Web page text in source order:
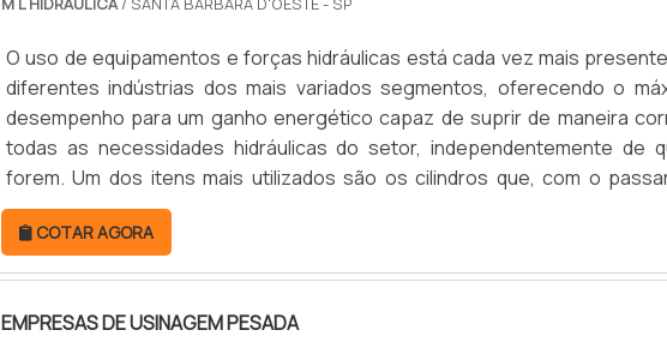
uma referência no segmento industrial. .
de produzir dobras, cortes geométricos e estruturas em 3D. Além
possível confeccionar as peças em diversos materiais, podendo ser
pesados.Após isso, o projeto criado é transformado em valores
que permitem que a máquina CNC seja capaz de ler e fazer uso
informações dispostas. Posteriormente, será possível confeccionar as
conforme as necessidades estabelecidas previamente, com maior
sem imperfeições. Na lista abaixo mais benefícios que o uso do serviço
usinagem de torno cnc oferece: Produção de peças idênticas ou
à tecnologia CNC.ONDE ENCONTRAR A MELHOR OPÇÃO EM USINAGEM
O uso de equipamentos e forças hidráulicas está cada vez mais
diferentes indústrias dos mais variados segmentos, oferecendo o
desempenho para um ganho energético capaz de suprir de maneira
todas as necessidades hidráulicas do setor, independentemente de
forem. Um dos itens mais utilizados são os cilindros que, com o
tempo, podem mostrar uma eficiência inadequada, deixando a desejar em
desempenho, o que torna necessário o serviço de reforma de cilind.
COTAR AGORA
EMPRESAS DE USINAGEM PESADA